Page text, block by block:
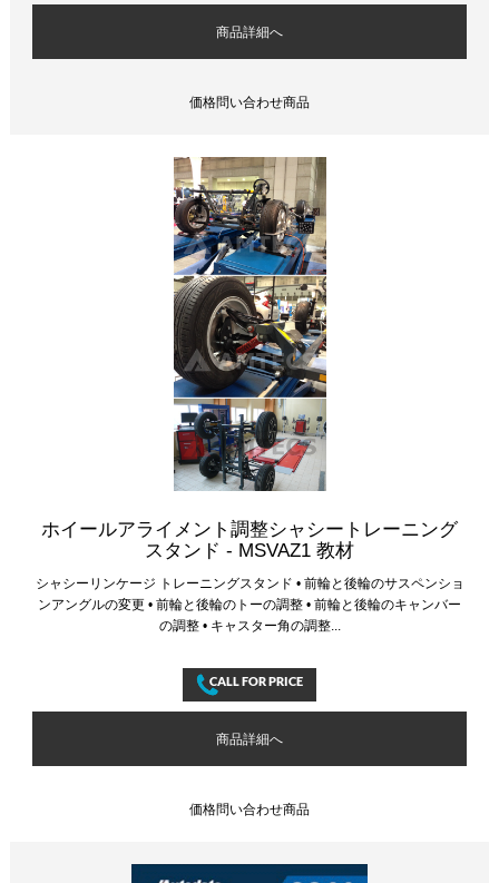
商品詳細へ
価格問い合わせ商品
ホイールアライメント調整シャシートレーニング
スタンド - MSVAZ1 教材
シャシーリンケージ トレーニングスタンド • 前輪と後輪のサスペンショ
ンアングルの変更 • 前輪と後輪のトーの調整 • 前輪と後輪のキャンバー
の調整 • キャスター角の調整...
商品詳細へ
価格問い合わせ商品